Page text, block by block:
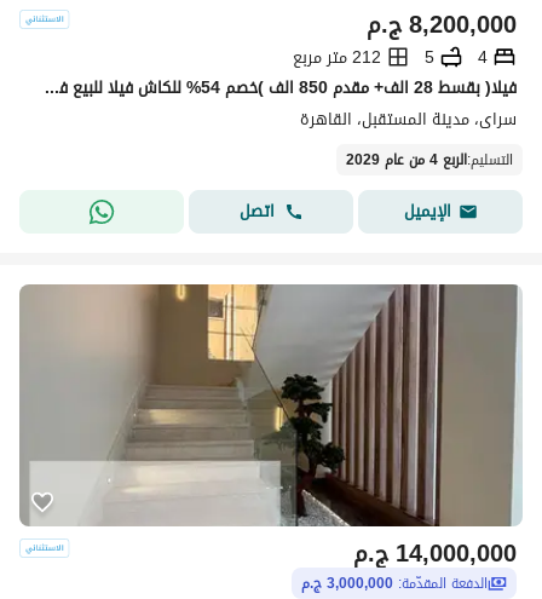
ج.م8,200,000
4
5
212 متر مربع
فيلا( بقسط 28 الف+ مقدم 850 الف )خصم 54% للكاش فيلا للبيع في كمبوند سراى sarai القاهره الجديده new cairo بجوار مدينتي دقائق من التجمع الخامس
سراى، مدينة المستقبل، القاهرة
التسليم:الربع 4 من عام 2029
الإيميل اتصل
ج.م14,000,000
الدفعة المقدّمة: 3,000,000 ج.م